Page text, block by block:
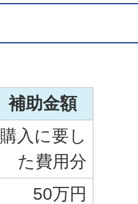
補助金額
購入に要し
た費用分
50万円